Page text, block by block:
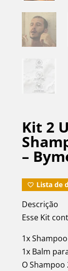
Kit 2
–
Lista de
Descrição
Esse Kit
1x
1x Balm
O Shampoo